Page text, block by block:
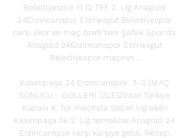
Belediyespor 11 12 TFF 2. Lig Anagold
24Erzincanspor Etimesgut Belediyespor
canlı skor ve maç özeti Yeni Şafak Spor'da
Anagold 24Erzincanspor Etimesgut
Belediyespor maçının ...
Kasımpaşa 24 Erzincanspor: 3-0 (MAÇ
SONUCU - GOLLERİ İZLE)Ziraat Türkiye
Kupası 4. Tur maçında Süper Lig ekibi
Kasımpaşa ile 2. Lig temsilcisi Anagold 24
Erzincanspor karşı karşıya geldi. Recep